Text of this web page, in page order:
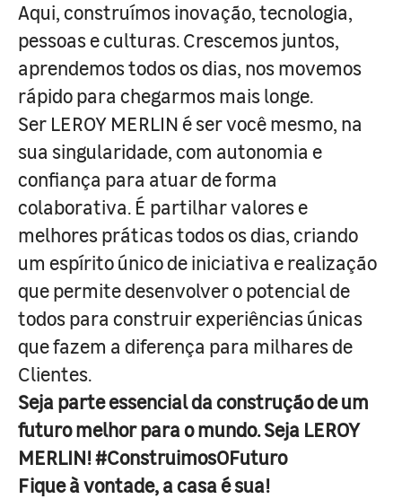
Aqui, construímos inovação, tecnologia,
pessoas e culturas. Crescemos juntos,
aprendemos todos os dias, nos movemos
rápido para chegarmos mais longe.
Ser LEROY MERLIN é ser você mesmo, na
sua singularidade, com autonomia e
confiança para atuar de forma
colaborativa. É partilhar valores e
melhores práticas todos os dias, criando
um espírito único de iniciativa e realização
que permite desenvolver o potencial de
todos para construir experiências únicas
que fazem a diferença para milhares de
Clientes.
Seja parte essencial da construção de um
futuro melhor para o mundo. Seja LEROY
MERLIN! #ConstruimosOFuturo
Fique à vontade, a casa é sua!